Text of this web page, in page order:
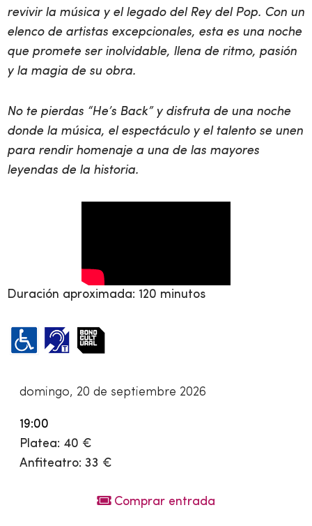
revivir la música y el legado del Rey del Pop. Con un
elenco de artistas excepcionales, esta es una noche
que promete ser inolvidable, llena de ritmo, pasión
y la magia de su obra.
No te pierdas “He’s Back” y disfruta de una noche
donde la música, el espectáculo y el talento se unen
para rendir homenaje a una de las mayores
leyendas de la historia.
Duración aproximada: 120 minutos
domingo, 20 de septiembre 2026
19:00
Platea: 40 €
Anfiteatro: 33 €
Comprar entrada